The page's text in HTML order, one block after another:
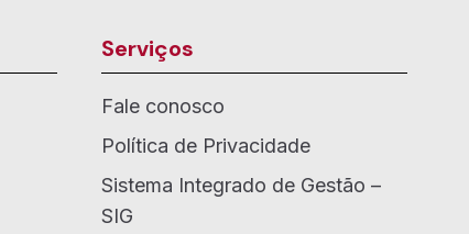
Serviços
Fale conosco
Política de Privacidade
Sistema Integrado de Gestão –
SIG